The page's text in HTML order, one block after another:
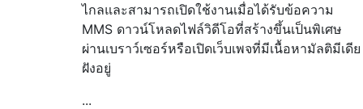
ไกลและสามารถเปิดใช้งานเมื่อได้รับข้อความ
MMS ดาวน์โหลดไฟล์วิดีโอที่สร้างขึ้นเป็นพิเศษ
ผ่านเบราว์เซอร์หรือเปิดเว็บเพจที่มีเนื้อหามัลติมีเดีย
ฝังอยู่
...